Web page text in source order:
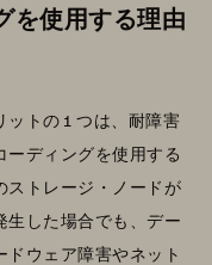
を使用する理由
トの 1 つは、耐障害
ディングを使用する
ストレージ・ノードが
生した場合でも、デー
ウェア障害やネット